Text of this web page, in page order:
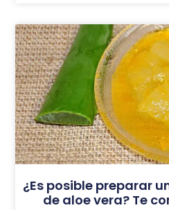
¿Es posible preparar
de aloe vera? Te